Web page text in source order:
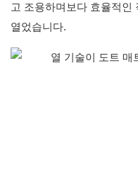
고 조용하며보다 효율적인
열었습니다.